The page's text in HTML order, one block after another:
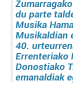
du parte
Musika
Musikaldian
40.
Errenteriako
Donostiako
emanaldiak